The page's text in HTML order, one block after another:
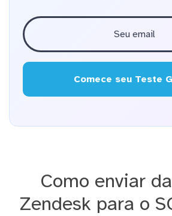
Comece seu Teste
Como enviar
Zendesk para o